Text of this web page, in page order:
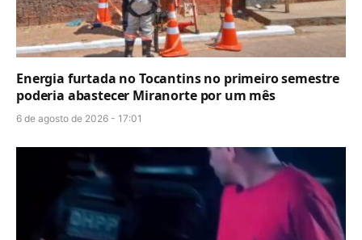
Energia furtada no Tocantins no primeiro semestre
poderia abastecer Miranorte por um mês
6 de agosto de 2026 - 17:01